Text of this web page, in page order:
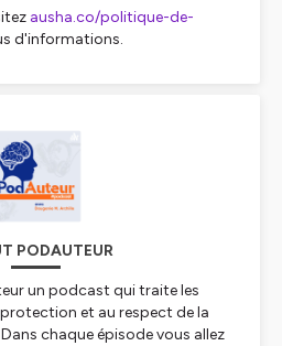
ausha.co/politique-de-
d'informations.
PODAUTEUR
un podcast qui traite les
et au respect de la
chaque épisode vous allez